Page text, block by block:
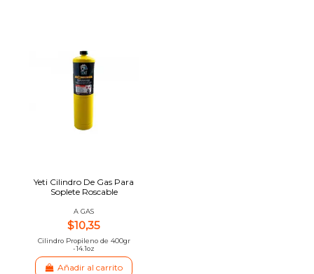
Yeti Cilindro De Gas Para
Soplete Roscable
A GAS
$10,35
Cilindro Propileno de 400gr
-14.1oz
Añadir al carrito